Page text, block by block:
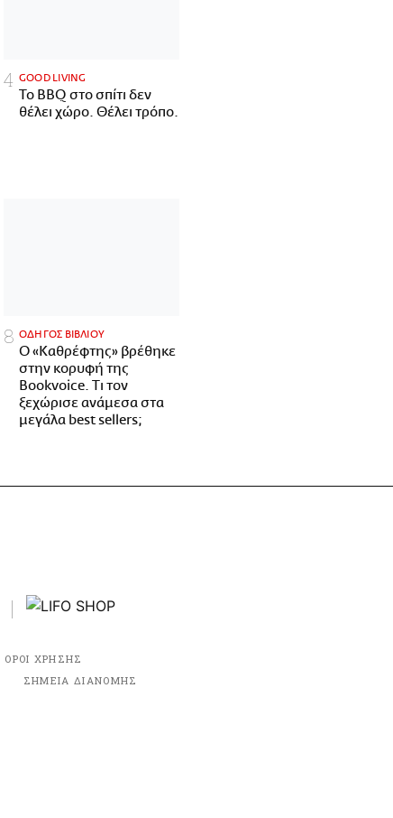
GOOD LIVING
Το BBQ στο σπίτι δεν
θέλει χώρο. Θέλει τρόπο.
ΟΔΗΓΟΣ ΒΙΒΛΙΟΥ
Ο «Καθρέφτης» βρέθηκε
στην κορυφή της
Bookvoice. Τι τον
ξεχώρισε ανάμεσα στα
μεγάλα best sellers;
ΟΡΟΙ ΧΡΗΣΗΣ
ΣΗΜΕΙΑ ΔΙΑΝΟΜΗΣ